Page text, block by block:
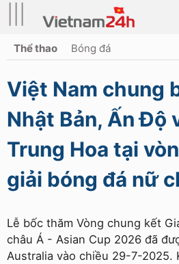
Thể thao Bóng đá
Việt Nam chung
Nhật Bản, Ấn Độ
Trung Hoa tại
giải bóng đá nữ
Lễ bốc thăm Vòng chung kết
châu Á - Asian Cup 2026 đã
Australia vào chiều 29-7-2025.